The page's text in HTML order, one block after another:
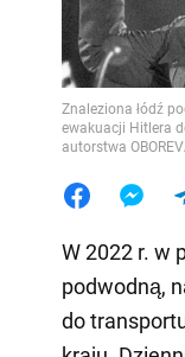
Znaleziona łódź
ewakuacji Hitlera
autorstwa
W 2022 r. w
podwodną,
do